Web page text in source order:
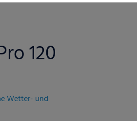
120
Wetter- und